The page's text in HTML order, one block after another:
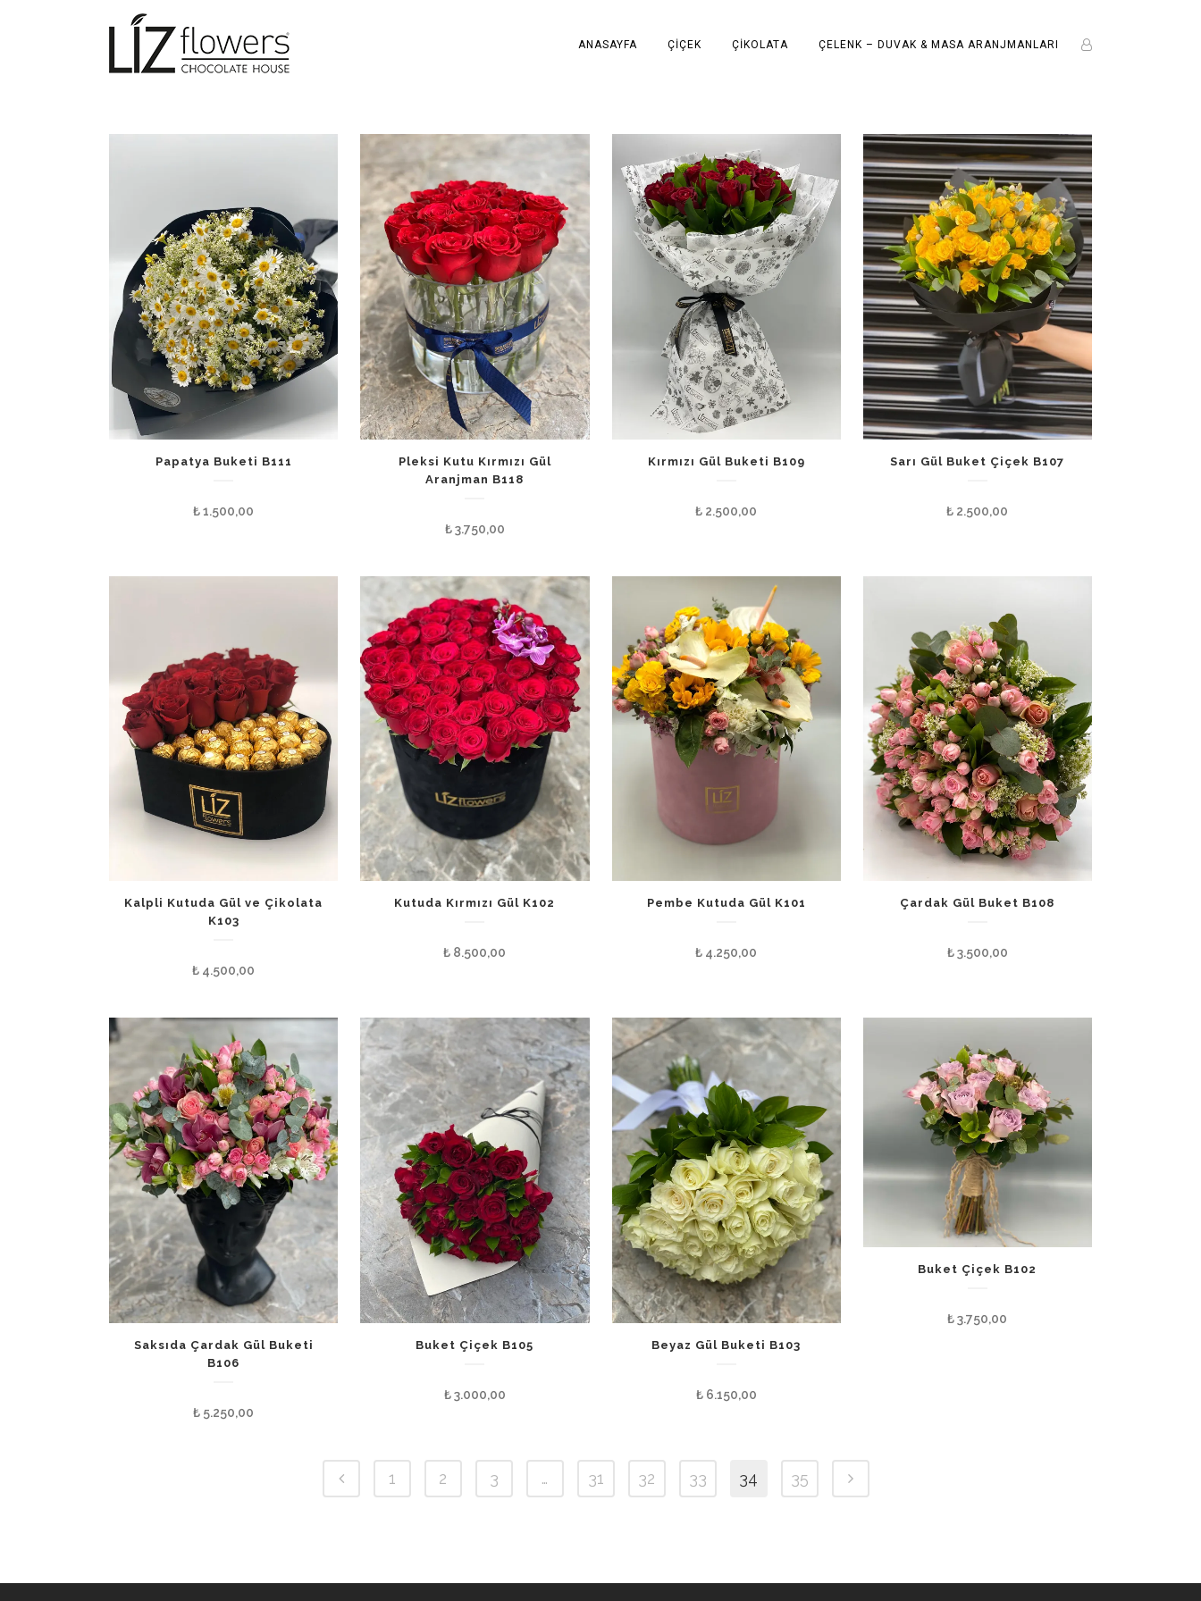
ANASAYFA ÇIÇEK ÇIKOLATA ÇELENK – DUVAK & MASA ARANJMANLARI
Papatya Buketi B111
₺1.500,00
Pleksi Kutu Kırmızı Gül
Aranjman B118
₺3.750,00
Kırmızı Gül Buketi B109
₺ 2.500,00
Sarı Gül Buket Çiçek B107
₺ 2.500,00
Kalpli Kutuda Gül ve Çikolata
K103
₺ 4.500,00
Kutuda Kırmızı Gül K102
₺ 8.500,00
Pembe Kutuda Gül K101
₺ 4.250,00
Çardak Gül Buket B108
₺3.500,00
Saksıda Çardak Gül Buketi
B106
₺ 5.250,00
Buket Çiçek B105
₺3.000,00
Beyaz Gül Buketi B103
₺6.150,00
Buket Çiçek B102
₺3.750,00
1 2 3 … 31 32 33 34 35